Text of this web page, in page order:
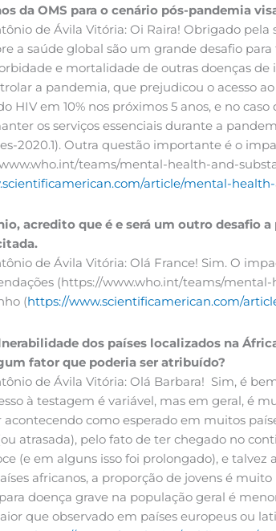
da OMS para o cenário pós-pandemia
de Ávila Vitória: Oi Raira! Obrigado
a saúde global são um grande desafio
e mortalidade de outras doenças
a pandemia, que prejudicou o acesso
em 10% nos próximos 5 anos, e no
os serviços essenciais durante a
2020.1). Outra questão importante é o
teams/mental-health-and-
article/mental-
acredito que é e será um outro
de Ávila Vitória: Olá France! Sim. O
(https://www.who.int/teams/mental-
(https://www.scientificamerican.com/
dos países localizados na
fator que poderia ser atribuído?
de Ávila Vitória: Olá Barbara! Sim, é
à testagem é variável, mas em geral, é
como esperado em muitos
atrasada), pelo fato de ter chegado no
(e em alguns isso foi prolongado), e
africanos, a proporção de jovens é
doença grave na população geral é
que observado em países europeus ou